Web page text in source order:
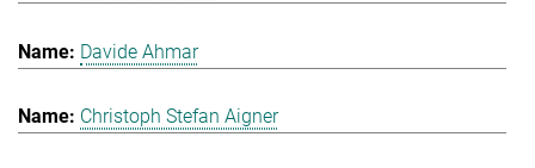
Davide Ahmar
Christoph Stefan Aigner